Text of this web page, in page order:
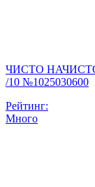
ЧИСТО НАЧИСТО
/10 №1025030600
Рейтинг:
Много